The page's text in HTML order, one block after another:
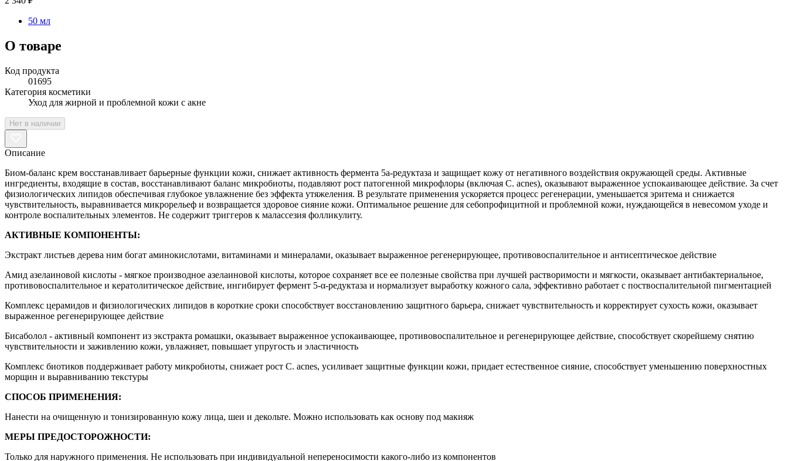
50 мл
О товаре
Код продукта
01695
Категория косметики
Уход для жирной и проблемной кожи с акне
Нет в наличии
Описание
Биом-баланс крем восстанавливает барьерные функции кожи, снижает активность фермента 5а-редуктаза и защищает кожу от негативного воздействия окружающей среды. Активные
ингредиенты, входящие в состав, восстанавливают баланс микробиоты, подавляют рост патогенной микрофлоры (включая C. acnes), оказывают выраженное успокаивающее действие. За счет
физиологических липидов обеспечивая глубокое увлажнение без эффекта утяжеления. В результате применения ускоряется процесс регенерации, уменьшается эритема и снижается
чувствительность, выравнивается микрорельеф и возвращается здоровое сияние кожи. Оптимальное решение для себопрофицитной и проблемной кожи, нуждающейся в невесомом уходе и
контроле воспалительных элементов. Не содержит триггеров к малассезия фолликулиту.
АКТИВНЫЕ КОМПОНЕНТЫ:
Экстракт листьев дерева ним богат аминокислотами, витаминами и минералами, оказывает выраженное регенерирующее, противовоспалительное и антисептическое действие
Амид азелаиновой кислоты - мягкое производное азелаиновой кислоты, которое сохраняет все ее полезные свойства при лучшей растворимости и мягкости, оказывает антибактериальное,
противовоспалительное и кератолитическое действие, ингибирует фермент 5-α-редуктаза и нормализует выработку кожного сала, эффективно работает с поствоспалительной пигментацией
Комплекс церамидов и физиологических липидов в короткие сроки способствует восстановлению защитного барьера, снижает чувствительность и корректирует сухость кожи, оказывает
выраженное регенерирующее действие
Бисаболол - активный компонент из экстракта ромашки, оказывает выраженное успокаивающее, противовоспалительное и регенерирующее действие, способствует скорейшему снятию
чувствительности и заживлению кожи, увлажняет, повышает упругость и эластичность
Комплекс биотиков поддерживает работу микробиоты, снижает рост C. acnes, усиливает защитные функции кожи, придает естественное сияние, способствует уменьшению поверхностных
морщин и выравниванию текстуры
СПОСОБ ПРИМЕНЕНИЯ:
Нанести на очищенную и тонизированную кожу лица, шеи и декольте. Можно использовать как основу под макияж
МЕРЫ ПРЕДОСТОРОЖНОСТИ:
Только для наружного применения. Не использовать при индивидуальной непереносимости какого-либо из компонентов